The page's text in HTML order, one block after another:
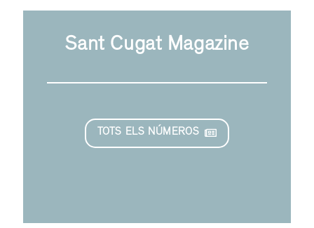
Sant Cugat Magazine
TOTS ELS NÚMEROS